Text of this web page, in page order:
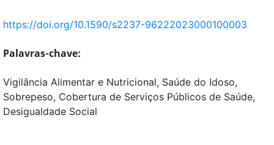
https://doi.org/10.1590/s2237-96222023000100003
Palavras-chave:
Vigilância Alimentar e Nutricional, Saúde do Idoso,
Sobrepeso, Cobertura de Serviços Públicos de Saúde,
Desigualdade Social